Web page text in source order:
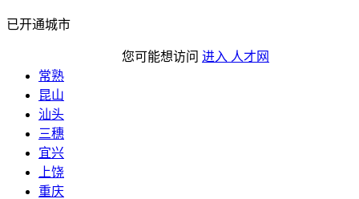
已开通城市
您可能想访问 进入 人才网
常熟
昆山
汕头
三穗
宜兴
上饶
重庆